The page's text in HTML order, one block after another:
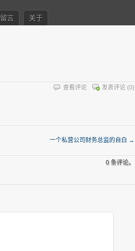
留言 关于
发表评论 (0)
查看评论
一个私营公司财务总监的自白 →
0 条评论。